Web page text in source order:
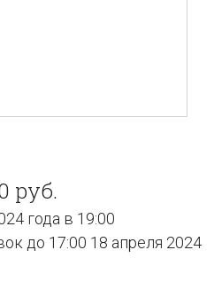
руб.
года в 19:00
до 17:00 18 апреля 2024